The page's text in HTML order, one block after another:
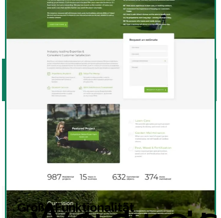
VORTEILE VON AGGREGATOR-
SITES
Große Funktionalität
Einkommenssteigerung
Hohe Nachfrage
Große Funktionalität